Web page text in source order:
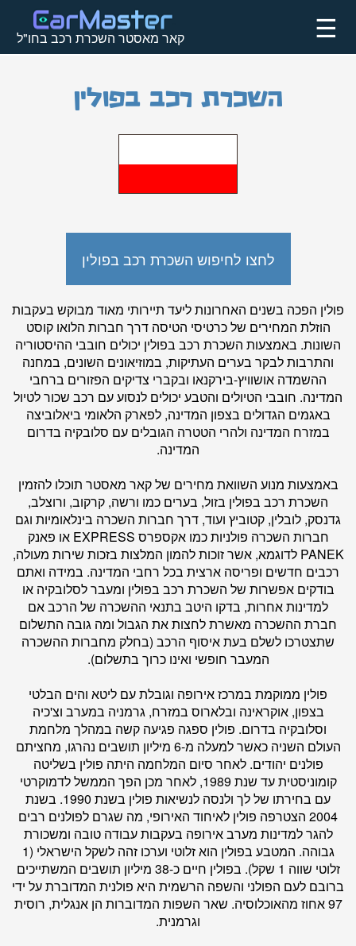
קאר מאסטר השכרת רכב בחו"ל ☰
השכרת רכב בפולין
לחצו לחיפוש השכרת רכב בפולין
פולין הפכה בשנים האחרונות ליעד תיירותי מאוד מבוקש בעקבות
הוזלת המחירים של כרטיסי הטיסה דרך חברות הלואו קוסט
השונות. באמצעות השכרת רכב בפולין יכולים חובבי ההיסטוריה
והתרבות לבקר בערים העתיקות, במוזיאונים השונים, במחנה
ההשמדה אושוויץ-בירקנאו ובקברי צדיקים הפזורים ברחבי
המדינה. חובבי הטיולים והטבע יכולים לנסוע עם רכב שכור לטיול
באגמים הגדולים בצפון המדינה, לפארק הלאומי ביאלוביצה
במזרח המדינה ולהרי הטטרה הגובלים עם סלובקיה בדרום
המדינה.
באמצעות מנוע השוואת מחירים שלקאר מאסטר תוכלו להזמין
השכרת רכב בפולין בזול, בערים כמו ורשה, קרקוב, ורוצלב,
גדנסק, לובלין, קטוביץ ועוד, דרך חברות השכרה בינלאומיות וגם
חברות השכרה פולניות כמו אקספרס EXPRESS או פאנק
PANEK לדוגמא, אשר זוכות להמון המלצות בזכות שירות מעולה,
רכבים חדשים ופריסה ארצית בכל רחבי המדינה. במידה ואתם
בודקים אפשרות של השכרת רכב בפולין ומעבר לסלובקיה או
למדינות אחרות, בדקו היטב בתנאי ההשכרה של הרכב אם
חברת ההשכרה מאשרת לחצות את הגבול ומה גובה התשלום
שתצטרכו לשלם בעת איסוף הרכב (בחלק מחברות ההשכרה
המעבר חופשי ואינו כרוך בתשלום).
פולין ממוקמת במרכז אירופה וגובלת עם ליטא והים הבלטי
בצפון, אוקראינה ובלארוס במזרח, גרמניה במערב וצ'כיה
וסלובקיה בדרום. פולין ספגה פגיעה קשה במהלך מלחמת
העולם השניה כאשר למעלה מ-6 מיליון תושבים נהרגו, מחציתם
פולנים יהודים. לאחר סיום המלחמה היתה פולין בשליטה
קומוניסטית עד שנת 1989, לאחר מכן הפך הממשל לדמוקרטי
עם בחירתו של לך ולנסה לנשיאות פולין בשנת 1990. בשנת
2004 הצטרפה פולין לאיחוד האירופי, מה שגרם לפולנים רבים
להגר למדינות מערב אירופה בעקבות עבודה טובה ומשכורת
גבוהה. המטבע בפולין הוא זלוטי וערכו זהה לשקל הישראלי (1
זלוטי שווה 1 שקל). בפולין חיים כ-38 מיליון תושבים המשתייכים
ברובם לעם הפולני והשפה הרשמית היא פולנית המדוברת על ידי
97 אחוז מהאוכלוסיה. שאר השפות המדוברות הן אנגלית, רוסית
וגרמנית.